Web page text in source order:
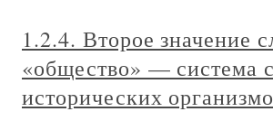
1.2.4. Второе значение
«общество» — система
исторических